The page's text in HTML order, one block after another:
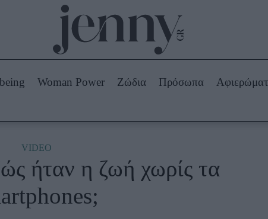
Beauty -
Ομορφιά
Skincare
Μακιγιάζ
Ζώδια
Woman Power Ζώδια Πρόσωπα
VIDEO
ήταν η ζωή χωρίς τα